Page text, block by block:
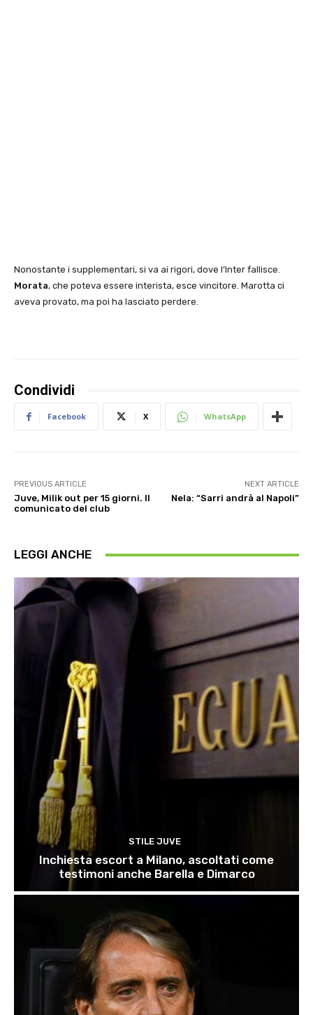
Nonostante i supplementari, si va ai rigori, dove l’Inter fallisce.
Morata, che poteva essere interista, esce vincitore. Marotta ci
aveva provato, ma poi ha lasciato perdere.
Condividi
Facebook X WhatsApp
PREVIOUS ARTICLE
Juve, Milik out per 15 giorni. Il
comunicato del club
NEXT ARTICLE
Nela: “Sarri andrà al Napoli”
LEGGI ANCHE
STILE JUVE
Inchiesta escort a Milano, ascoltati come
testimoni anche Barella e Dimarco